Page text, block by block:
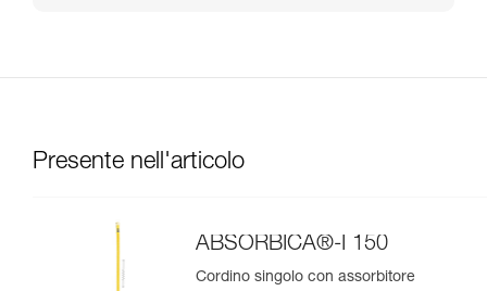
Presente nell'articolo
ABSORBICA®-I 150
Cordino singolo con assorbitore